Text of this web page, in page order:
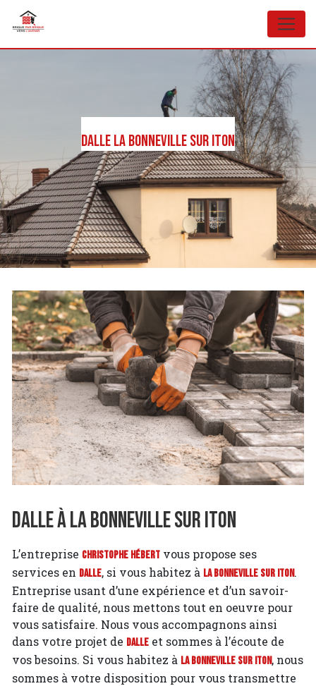
Dalle La Bonneville sur Iton
Dalle à La Bonneville sur Iton
L’entreprise Christophe Hébert vous propose ses
services en Dalle, si vous habitez à La Bonneville sur Iton.
Entreprise usant d’une expérience et d’un savoir-
faire de qualité, nous mettons tout en oeuvre pour
vous satisfaire. Nous vous accompagnons ainsi
dans votre projet de Dalle et sommes à l’écoute de
vos besoins. Si vous habitez à La Bonneville sur Iton, nous
sommes à votre disposition pour vous transmettre
Panneau de gestion des cookies